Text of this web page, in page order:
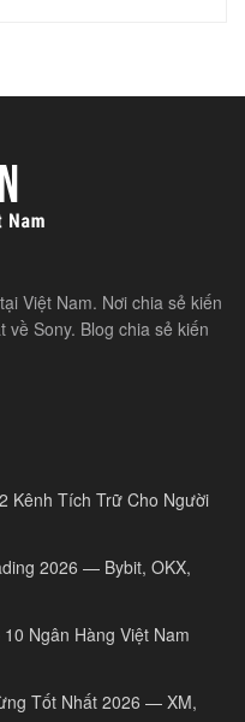
Việt Nam. Nơi chia sẻ kiến
Sony. Blog chia sẻ kiến
Kênh Tích Trữ Cho Người
2026 — Bybit, OKX,
Ngân Hàng Việt Nam
Tốt Nhất 2026 — XM,